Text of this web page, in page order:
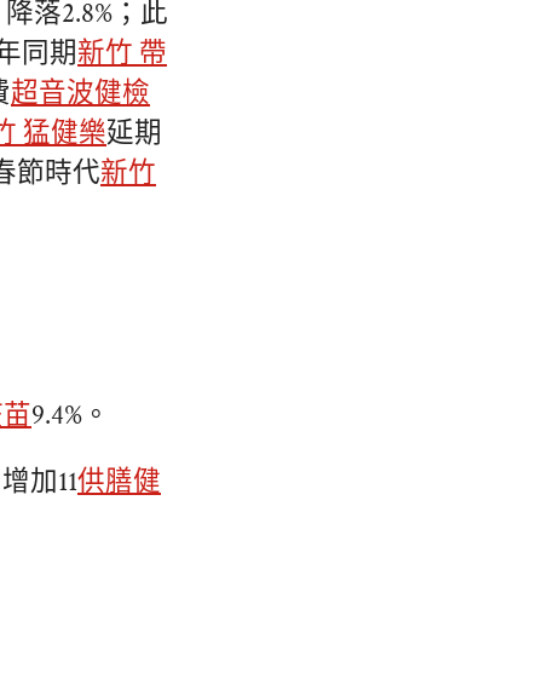
落2.8%；此
同期新竹 帶
超音波健檢
猛健樂延期
節時代新竹
9.4%。
加11供膳健